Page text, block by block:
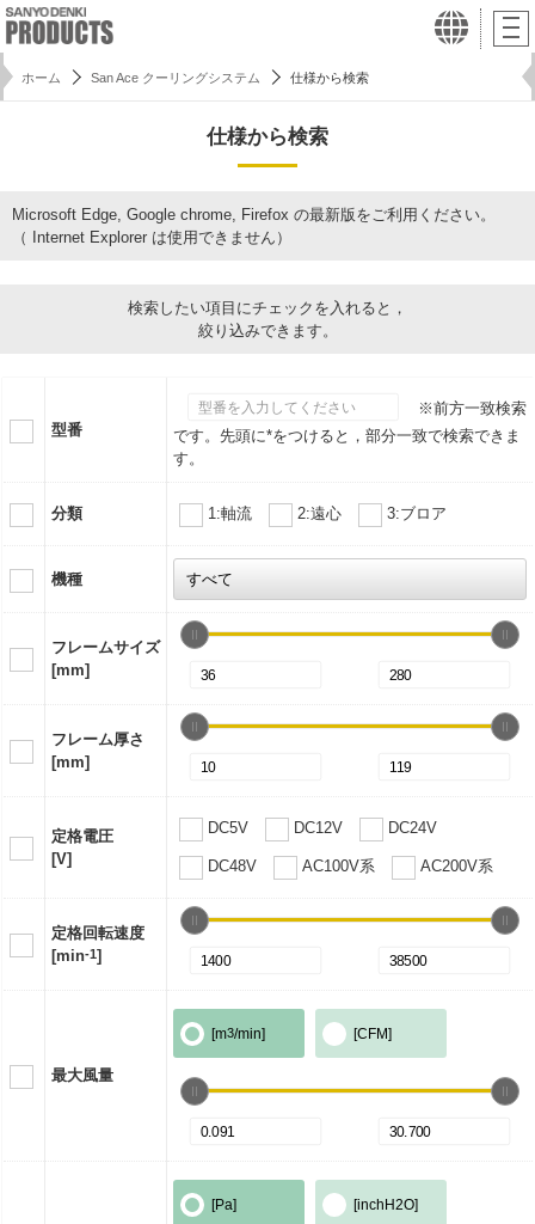
ホーム San Ace クーリングシステム 仕様から検索
仕様から検索
Microsoft Edge, Google chrome, Firefox の最新版をご利用ください。
（ Internet Explorer は使用できません）
検索したい項目にチェックを入れると，
絞り込みできます。
型番
※前方一致検索
です。先頭に*をつけると，部分一致で検索できま
す。
分類 1:軸流 2:遠心 3:ブロア
機種
フレームサイズ
[mm]
フレーム厚さ
[mm]
定格電圧
[V]
DC5V DC12V DC24V
DC48V AC100V系 AC200V系
定格回転速度
[min-1]
最大風量
[m3/min] [CFM]
[Pa] [inchH2O]